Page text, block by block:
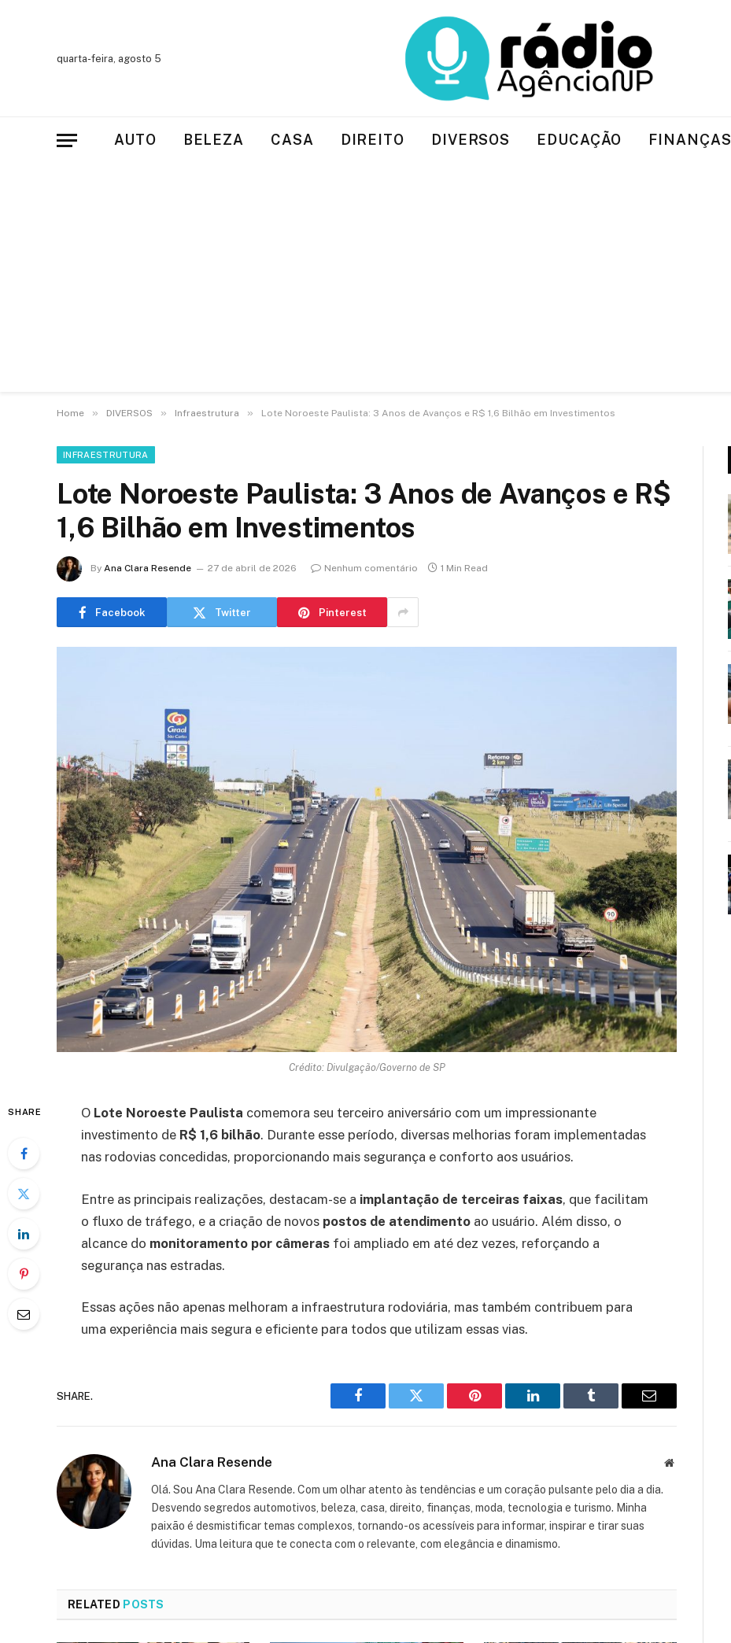
quarta-feira, agosto 5
AUTO BELEZA CASA DIREITO DIVERSOS EDUCAÇÃO FINANÇAS
Home » DIVERSOS » Infraestrutura » Lote Noroeste Paulista: 3 Anos de Avanços e R$ 1,6 Bilhão em Investimentos
INFRAESTRUTURA
Lote Noroeste Paulista: 3 Anos de Avanços e R$
1,6 Bilhão em Investimentos
By Ana Clara Resende 27 de abril de 2026 Nenhum comentário 1 Min Read
Facebook Twitter Pinterest
Crédito: Divulgação/Governo de SP
SHARE O Lote Noroeste Paulista comemora seu terceiro aniversário com um impressionante
investimento de R$ 1,6 bilhão. Durante esse período, diversas melhorias foram implementadas
nas rodovias concedidas, proporcionando mais segurança e conforto aos usuários.
Entre as principais realizações, destacam-se a implantação de terceiras faixas, que facilitam
o fluxo de tráfego, e a criação de novos postos de atendimento ao usuário. Além disso, o
alcance do monitoramento por câmeras foi ampliado em até dez vezes, reforçando a
segurança nas estradas.
Essas ações não apenas melhoram a infraestrutura rodoviária, mas também contribuem para
uma experiência mais segura e eficiente para todos que utilizam essas vias.
SHARE.
Facebook Twitter Pinterest LinkedIn Tumblr Email
Ana Clara Resende Website
Olá. Sou Ana Clara Resende. Com um olhar atento às tendências e um coração pulsante pelo dia a dia.
Desvendo segredos automotivos, beleza, casa, direito, finanças, moda, tecnologia e turismo. Minha
paixão é desmistificar temas complexos, tornando-os acessíveis para informar, inspirar e tirar suas
dúvidas. Uma leitura que te conecta com o relevante, com elegância e dinamismo.
RELATED POSTS